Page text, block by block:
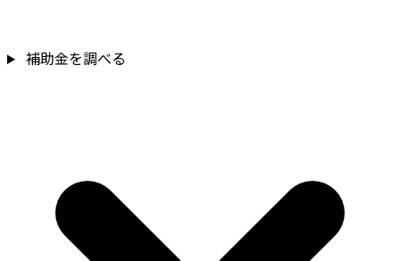
補助金を調べる